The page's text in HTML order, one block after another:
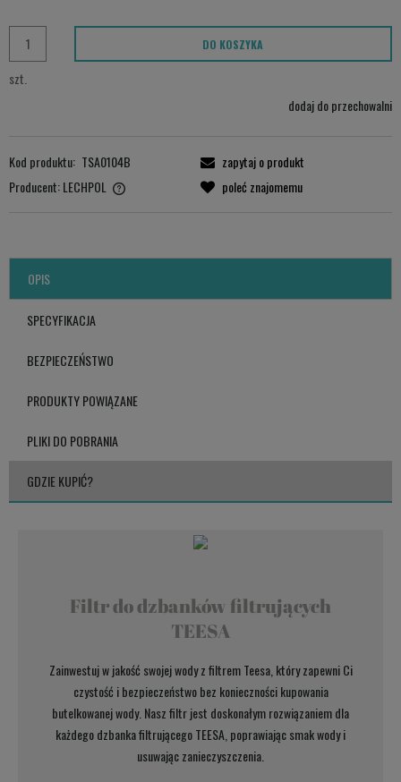
szt.
DO KOSZYKA
dodaj do przechowalni
Kod produktu: TSA0104B
Producent:LECHPOL
LECHPOL ELECTRONICS LESZEK Sp.k.
zapytaj o produkt
poleć znajomemu
OPIS
SPECYFIKACJA
BEZPIECZEŃSTWO
PRODUKTY POWIĄZANE
PLIKI DO POBRANIA
GDZIE KUPIĆ?
Filtr do dzbanków filtrujących
TEESA
Zainwestuj w jakość swojej wody z filtrem Teesa, który zapewni Ci
czystość i bezpieczeństwo bez konieczności kupowania
butelkowanej wody. Nasz filtr jest doskonałym rozwiązaniem dla
każdego dzbanka filtrującego TEESA, poprawiając smak wody i
usuwając zanieczyszczenia.